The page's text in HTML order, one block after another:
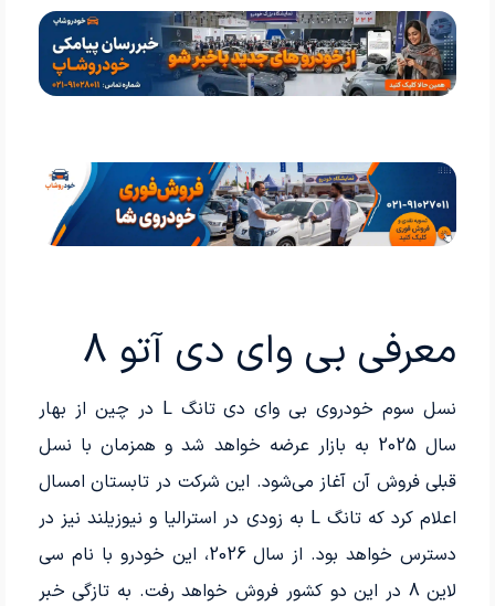
معرفی بی وای دی آتو 8
نسل سوم خودروی بی وای دی تانگ L در چین از بهار
سال 2025 به بازار عرضه خواهد شد و همزمان با نسل
قبلی فروش آن آغاز می‌شود. این شرکت در تابستان امسال
اعلام کرد که تانگ L به زودی در استرالیا و نیوزیلند نیز در
دسترس خواهد بود. از سال 2026، این خودرو با نام سی
لاین 8 در این دو کشور فروش خواهد رفت. به تازگی خبر